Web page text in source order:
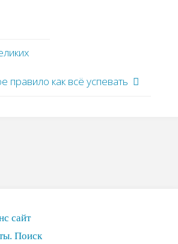
правило как всё успевать